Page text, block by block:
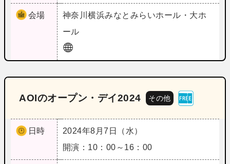
会場 神奈川横浜みなとみらいホール・大ホ
ール
AOIのオープン・デイ2024 その他
日時
2024年8月7日（水）
開演：10：00～16：00